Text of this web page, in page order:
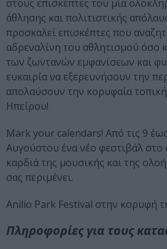
στους επισκέπτες του μία
άθλησης και πολιτιστικής
προσκαλεί επισκέπτες που
αδρεναλίνη του αθλητισμού όσο
των ζωντανών εμφανίσεων και
ευκαιρία να εξερευνήσουν την
απολαύσουν την κορυφαία
Ηπείρου!
Mark your calendars! Από τις 9 έως
Αυγούστου ένα νέο φεστιβάλ στο
καρδιά της μουσικής και της
σας περιμένει.
Anilio Park Festival στην κορυφή
Πληροφορίες για τους